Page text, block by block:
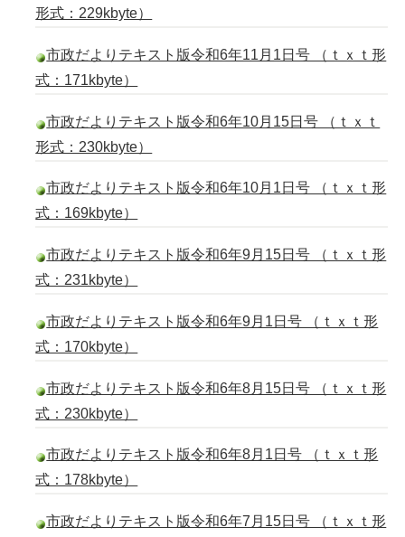
形式：229kbyte）
市政だよりテキスト版令和6年11月1日号 （ｔｘｔ形
式：171kbyte）
市政だよりテキスト版令和6年10月15日号 （ｔｘｔ
形式：230kbyte）
市政だよりテキスト版令和6年10月1日号 （ｔｘｔ形
式：169kbyte）
市政だよりテキスト版令和6年9月15日号 （ｔｘｔ形
式：231kbyte）
市政だよりテキスト版令和6年9月1日号 （ｔｘｔ形
式：170kbyte）
市政だよりテキスト版令和6年8月15日号 （ｔｘｔ形
式：230kbyte）
市政だよりテキスト版令和6年8月1日号 （ｔｘｔ形
式：178kbyte）
市政だよりテキスト版令和6年7月15日号 （ｔｘｔ形